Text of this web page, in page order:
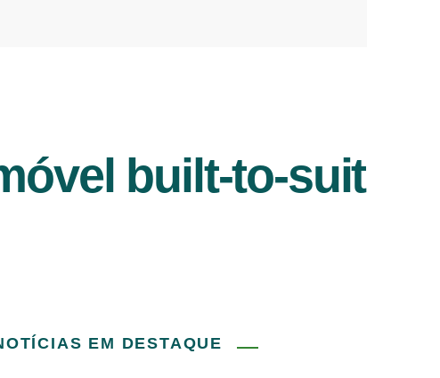
built-to-suit
EM DESTAQUE